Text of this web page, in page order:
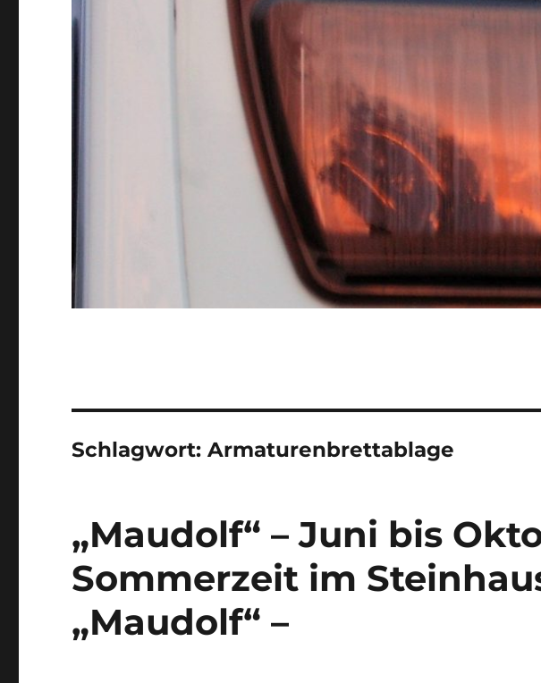
Schlagwort:Armaturenbrettablage
„Maudolf“ – Juni bis
Sommerzeit im
„Maudolf“ –